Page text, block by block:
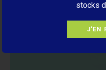
stocks
J'EN